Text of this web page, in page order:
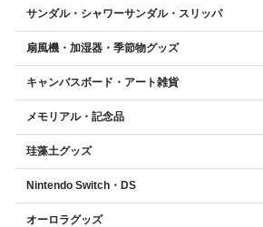
サンダル・シャワーサンダル・スリッパ
扇風機・加湿器・季節物グッズ
キャンバスボード・アート雑貨
メモリアル・記念品
珪藻土グッズ
Nintendo Switch・DS
オーロラグッズ